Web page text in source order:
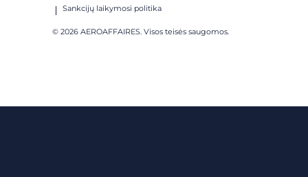
Sankcijų laikymosi politika
© 2026 AEROAFFAIRES. Visos teisės saugomos.